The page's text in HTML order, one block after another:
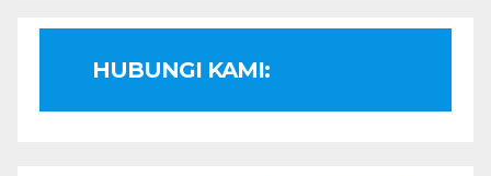
HUBUNGI KAMI: